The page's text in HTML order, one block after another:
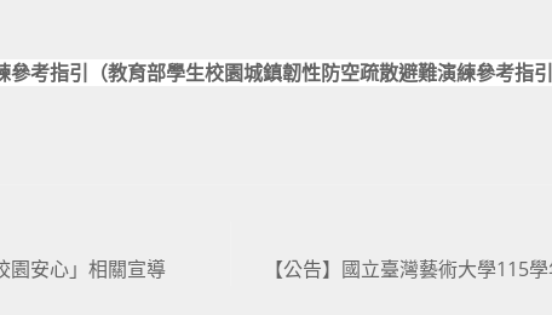
考指引（教育部學生校園城鎮韌性防空疏散避難演練參考指
園安心」相關宣導
【公告】國立臺灣藝術大學115